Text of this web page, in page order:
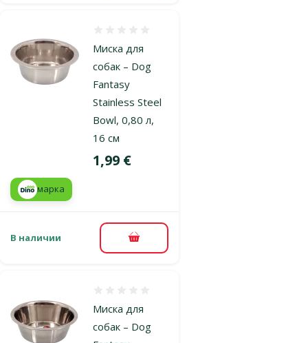
Миска для
собак – Dog
Fantasy
Stainless Steel
Bowl, 0,80 л,
16 см
Цена
1,99 €
марка
В наличии В корзину
Миска для
собак – Dog